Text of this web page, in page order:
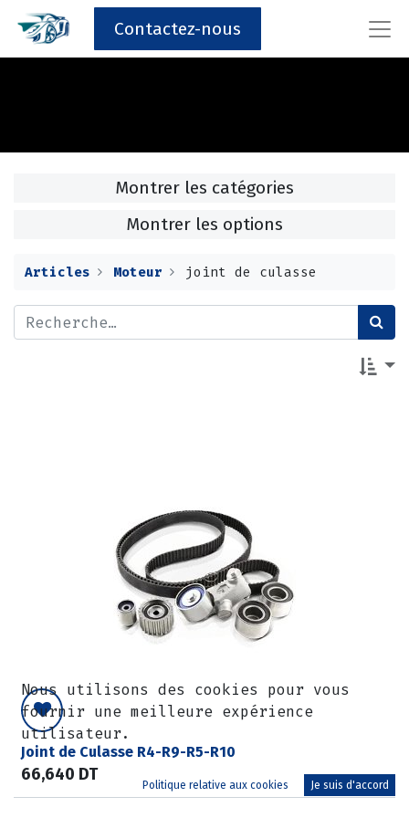
Contactez-nous
Montrer les catégories
Montrer les options
Articles Moteur joint de culasse
Joint de Culasse R4-R9-R5-R10
66,640 DT
Nous utilisons des cookies pour vous
fournir une meilleure expérience
utilisateur.
Politique relative aux cookies Je suis d'accord